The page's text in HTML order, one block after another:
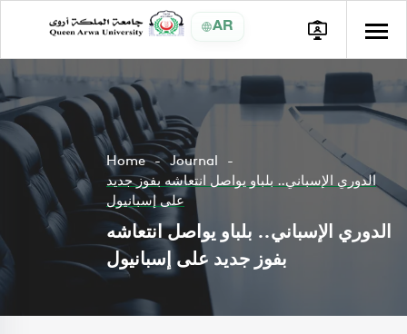
AR
Home
Journal
الدوري الإسباني.. بلباو يواصل انتعاشه بفوز جديد
على إسبانيول
الدوري الإسباني.. بلباو يواصل انتعاشه
بفوز جديد على إسبانيول